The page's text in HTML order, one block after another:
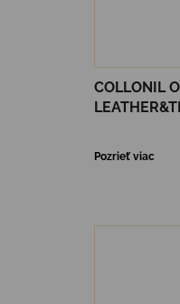
COLLONIL
Pozrieť viac